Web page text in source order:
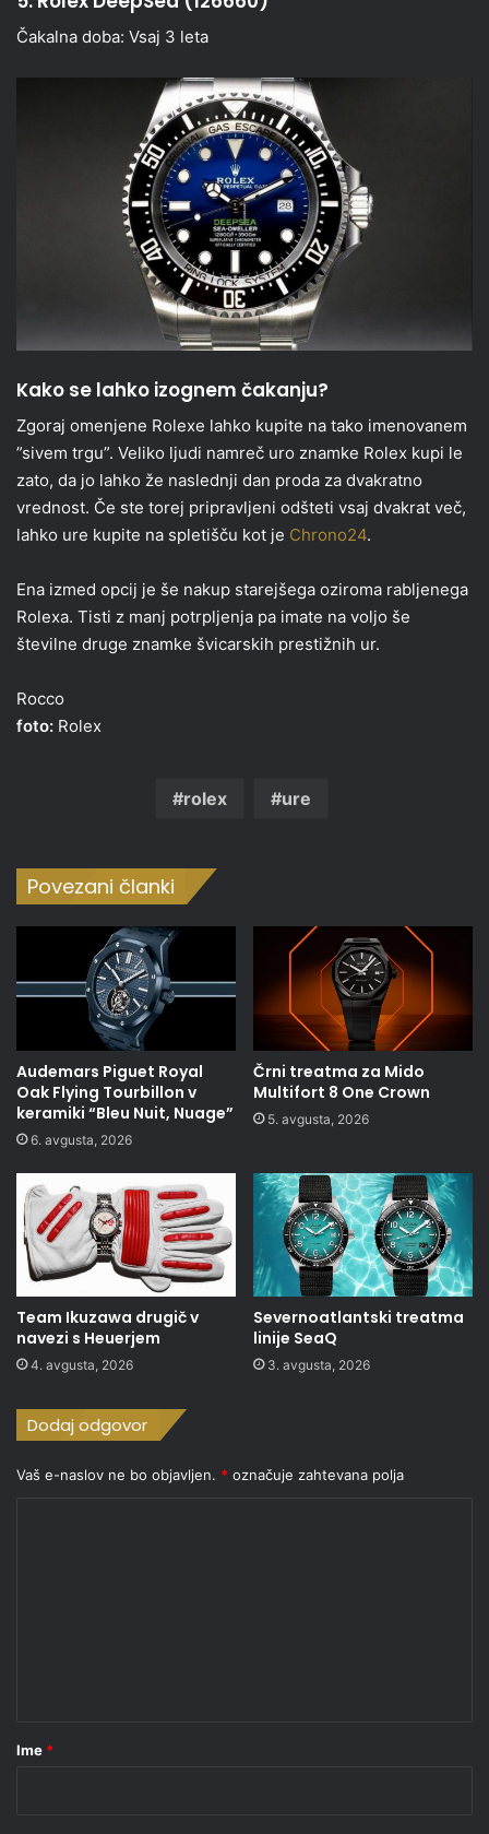
Čakalna doba: Vsaj 3 leta
Kako se lahko izognem čakanju?
Zgoraj omenjene Rolexe lahko kupite na tako imenovanem
”sivem trgu”. Veliko ljudi namreč uro znamke Rolex kupi le
zato, da jo lahko že naslednji dan proda za dvakratno
vrednost. Če ste torej pripravljeni odšteti vsaj dvakrat več,
lahko ure kupite na spletišču kot je Chrono24.
Ena izmed opcij je še nakup starejšega oziroma rabljenega
Rolexa. Tisti z manj potrpljenja pa imate na voljo še
številne druge znamke švicarskih prestižnih ur.
Rocco
foto: Rolex
rolex ure
Povezani članki
Audemars Piguet Royal
Oak Flying Tourbillon v
keramiki “Bleu Nuit, Nuage”
6. avgusta, 2026
Črni treatma za Mido
Multifort 8 One Crown
5. avgusta, 2026
Team Ikuzawa drugič v
navezi s Heuerjem
4. avgusta, 2026
Severnoatlantski treatma
linije SeaQ
3. avgusta, 2026
Dodaj odgovor
Vaš e-naslov ne bo objavljen. * označuje zahtevana polja
rIme *